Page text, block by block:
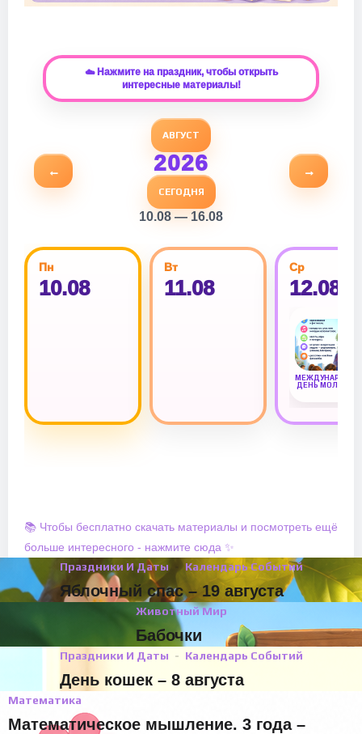
☁️ Нажмите на праздник, чтобы открыть
интересные материалы!
←
АВГУСТ
2026
СЕГОДНЯ
10.08 — 16.08
→
Пн
10.08
Вт
11.08
Ср
12.08
ДЕНЬ
📚 Чтобы бесплатно скачать материалы и посмотреть ещё
больше интересного - нажмите сюда ✨
Праздники И Даты
Календарь Событий
Яблочный спас – 19 августа
Животный Мир
Бабочки
Праздники И Даты Календарь Событий
День кошек – 8 августа
Математика
Математическое мышление. 3 года –